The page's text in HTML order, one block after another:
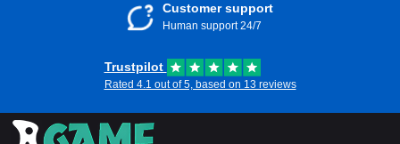
Customer support
Human support 24/7
Trustpilot
Rated 4.1 out of 5, based on 13 reviews